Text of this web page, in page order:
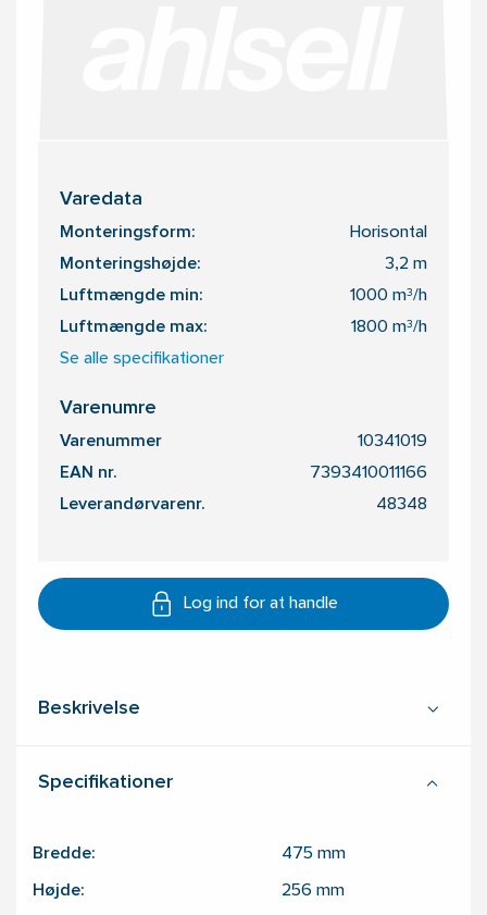
Varedata
Monteringsform: Horisontal
Monteringshøjde: 3,2 m
Luftmængde min: 1000 m³/h
Luftmængde max: 1800 m³/h
Se alle specifikationer
Varenumre
Varenummer 10341019
EAN nr. 7393410011166
Leverandørvarenr. 48348
Log ind for at handle
Beskrivelse
Specifikationer
Bredde: 475 mm
Højde: 256 mm